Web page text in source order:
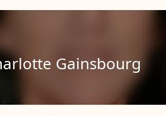
Gainsbourg